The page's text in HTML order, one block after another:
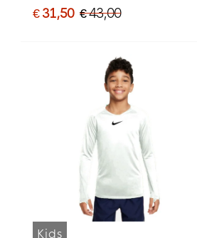
€ 31,50 € 43,00
Kids